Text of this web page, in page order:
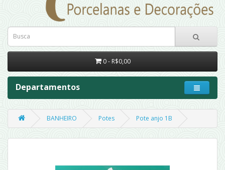
0 - R$0,00
Departamentos
BANHEIRO Potes Pote anjo 1B